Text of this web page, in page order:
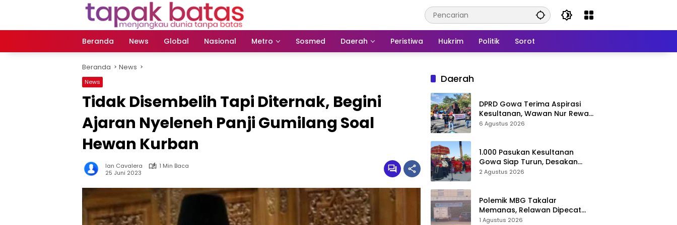
Beranda
News Global Nasional Metro Sosmed Daerah Peristiwa Hukrim Politik Sorot
Beranda News
News
Tidak Disembelih Tapi Diternak, Begini
Ajaran Nyeleneh Panji Gumilang Soal
Hewan Kurban
Ian Cavalera
1 Min Baca
25 Juni 2023
Daerah
DPRD Gowa Terima Aspirasi
Kesultanan, Wawan Nur Rewa
Apresiasi Polresta Gowa
6 Agustus 2026
1.000 Pasukan Kesultanan
Gowa Siap Turun, Desakan
Cabut Perda LAD Menguat
2 Agustus 2026
Polemik MBG Takalar
Memanas, Relawan Dipecat
Sepihak? BGN Mulai Bongkar
1 Agustus 2026